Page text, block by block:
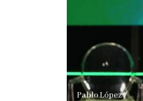
Pablo López /